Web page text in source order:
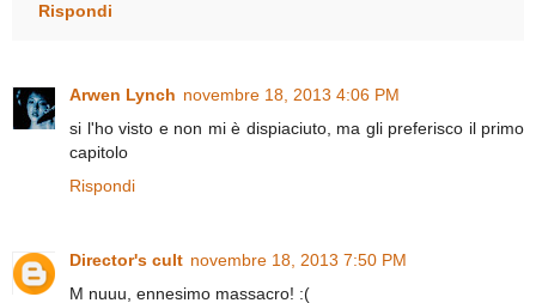
Rispondi
Arwen Lynch novembre 18, 2013 4:06 PM
si l'ho visto e non mi è dispiaciuto, ma gli preferisco il primo
capitolo
Rispondi
Director's cult novembre 18, 2013 7:50 PM
M nuuu, ennesimo massacro! :(